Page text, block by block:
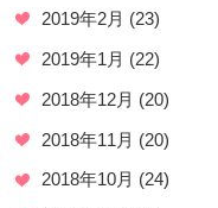
2019年2月 (23)
2019年1月 (22)
2018年12月 (20)
2018年11月 (20)
2018年10月 (24)